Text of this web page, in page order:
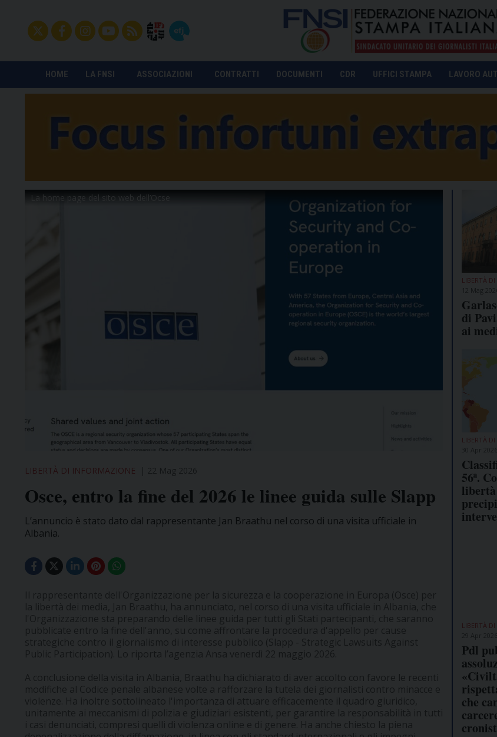
HOME LA FNSI ASSOCIAZIONI CONTRATTI DOCUMENTI CDR UFFICI STAMPA LAVORO
La home page del sito web dell’Ocse
LIBERTÀ DI INFORMAZIONE
Osce, entro la fine del 2026 le linee guida sulle Slapp
L’annuncio è stato dato dal rappresentante Jan Braathu nel corso di una visita ufficiale in
Albania.
LIBERTÀ
di
ai
LIBERTÀ
56ª.
LIBERTÀ
Pdl
che